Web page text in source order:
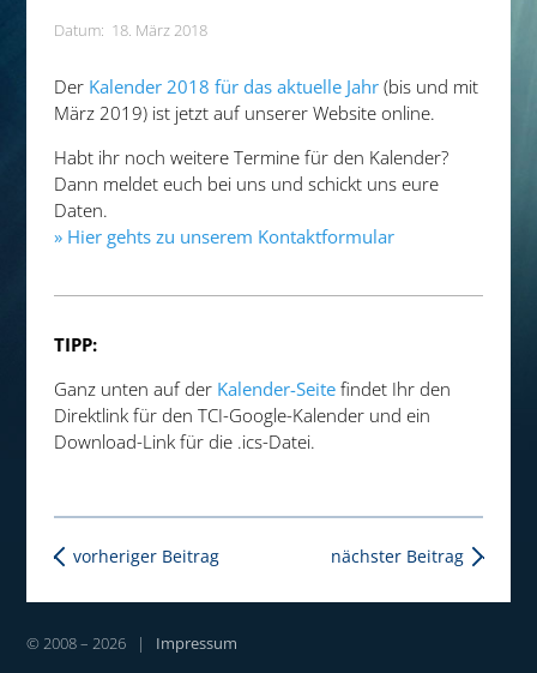
Datum: 18. März 2018
Der Kalender 2018 für das aktuelle Jahr(bis und mit
März 2019) ist jetzt auf unserer Website online.
Habt ihr noch weitere Termine für den Kalender?
Dann meldet euch bei uns und schickt uns eure
Daten.
» Hier gehts zu unserem Kontaktformular
TIPP:
Ganz unten auf der Kalender-Seitefindet Ihr den
Direktlink für den TCI-Google-Kalender und ein
Download-Link für die .ics-Datei.
vorheriger Beitrag nächster Beitrag
© 2008 – 2026 | Impressum